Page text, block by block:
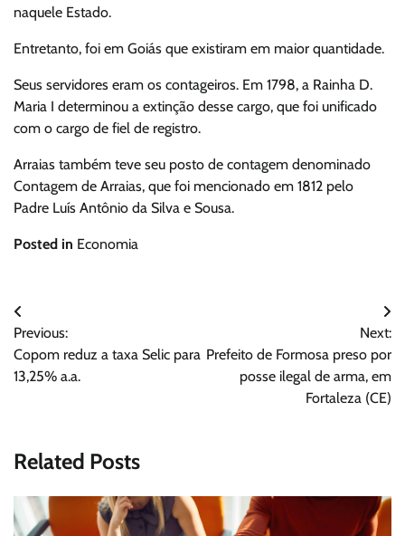
naquele Estado.
Entretanto, foi em Goiás que existiram em maior quantidade.
Seus servidores eram os contageiros. Em 1798, a Rainha D.
Maria I determinou a extinção desse cargo, que foi unificado
com o cargo de fiel de registro.
Arraias também teve seu posto de contagem denominado
Contagem de Arraias, que foi mencionado em 1812 pelo
Padre Luís Antônio da Silva e Sousa.
Posted in Economia
Navegação
de
Post
Previous:
Copom reduz a taxa Selic para
13,25% a.a.
Next:
Prefeito de Formosa preso por
posse ilegal de arma, em
Fortaleza (CE)
Related Posts